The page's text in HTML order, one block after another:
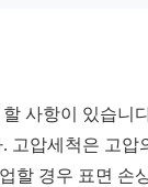
사항이 있습니
고압세척은 고압
할 경우 표면 손